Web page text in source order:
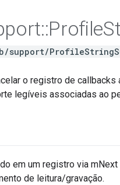
::Profile
o registro de
legíveis associadas ao
em um registro via
de leitura/gravação.